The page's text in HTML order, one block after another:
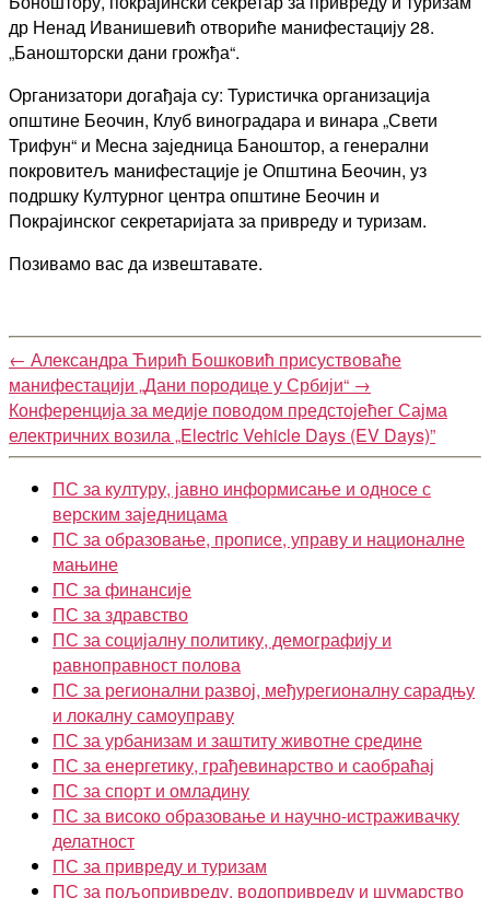
др Ненад Иванишевић отвориће манифестацију 28.
„Баношторски дани грожђа“.
Организатори догађаја су: Туристичка организација
општине Беочин, Клуб виноградара и винара „Свети
Трифун“ и Месна заједница Баноштор, а генерални
покровитељ манифестације је Општина Беочин, уз
подршку Културног центра општине Беочин и
Покрајинског секретаријата за привреду и туризам.
Позивамо вас да извештавате.
← Александра Ћирић Бошковић присуствоваће
манифестацији „Дани породице у Србији“ →
Конференција за медије поводом предстојећег Сајма
електричних возила „Electric Vehicle Days (EV Days)”
ПС за културу, јавно информисање и односе с
верским заједницама
ПС за образовање, прописе, управу и националне
мањине
ПС за финансије
ПС за здравство
ПС за социјалну политику, демографију и
равноправност полова
ПС за регионални развој, међурегионалну сарадњу
и локалну самоуправу
ПС за урбанизам и заштиту животне средине
ПС за енергетику, грађевинарство и саобраћај
ПС за спорт и омладину
ПС за високо образовање и научно-истраживачку
делатност
ПС за привреду и туризам
ПС за пољопривреду, водопривреду и шумарство